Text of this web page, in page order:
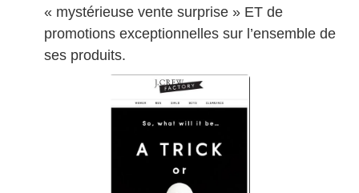
« mystérieuse vente surprise » ET de
promotions exceptionnelles sur l’ensemble de
ses produits.